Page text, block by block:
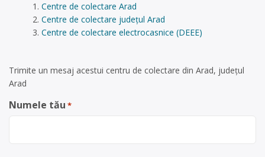
Centre de colectare Arad
Centre de colectare județul Arad
Centre de colectare electrocasnice (DEEE)
Trimite un mesaj acestui centru de colectare din Arad, județul
Arad
Numele tău *